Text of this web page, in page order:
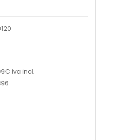
iva incl.